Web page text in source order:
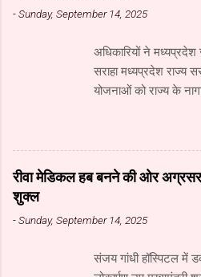
-Sunday, September 14, 2025
अधिकारियों ने मध्यप्रदेश
सराहा मध्यप्रदेश राज्य
योजनाओं को राज्य के
उपयोग कर रहा है। यहाँ
डिजिटल और सोशल
किया जा रहा है।
महानिदेशालय के वरिष्ठ
विभाग एवं माध्यम संस्थान
उपसंचालक (प्रशासन) श्री
रीवा मेडिकल हब बनने की ओर
शुक्ल
-Sunday, September 14, 2025
संजय गांधी हॉस्पिटल में